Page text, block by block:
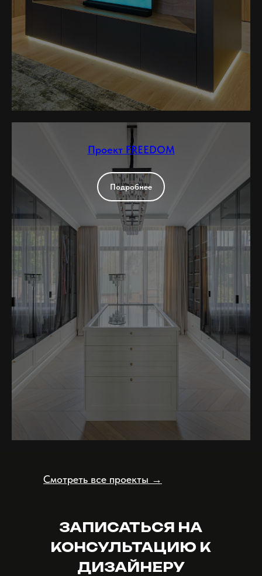
Проект FREEDOM
Подробнее
Подробнее
Смотреть все проекты →
ЗАПИСАТЬСЯ НА
КОНСУЛЬТАЦИЮ К
ДИЗАЙНЕРУ